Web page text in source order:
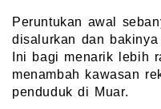
Peruntukan awal
disalurkan dan
Ini bagi menarik lebih
menambah kawasan
penduduk di Muar.